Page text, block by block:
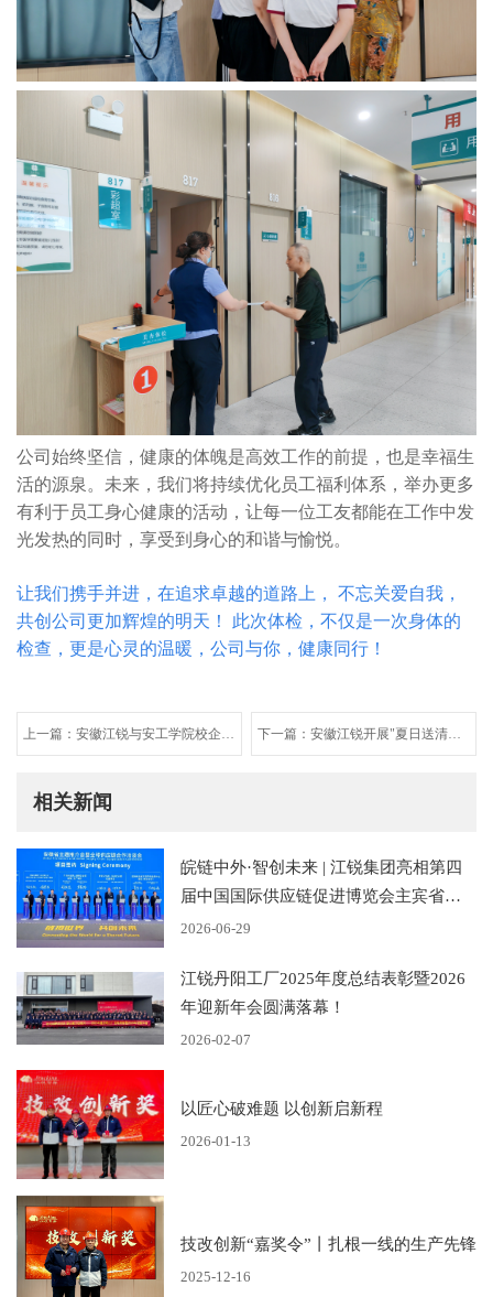
公司始终坚信，健康的体魄是高效工作的前提，也是幸福生
活的源泉。未来，我们将持续优化员工福利体系，举办更多
有利于员工身心健康的活动，让每一位工友都能在工作中发
光发热的同时，享受到身心的和谐与愉悦。
让我们携手并进，在追求卓越的道路上， 不忘关爱自我，
共创公司更加辉煌的明天！ 此次体检，不仅是一次身体的
检查，更是心灵的温暖，公司与你，健康同行！
上一篇：安徽江锐与安工​学院校企合
作实习生计划启动
下一篇：安徽江锐开展"夏日送清
凉"防暑关爱行动
相关新闻
皖链中外·智创未来 | 江锐集团亮相第四
届中国国际供应链促进博览会主宾省安
徽省主题推介会
2026-06-29
江锐丹阳工厂2025年度总结表彰暨2026
年迎新年会圆满落幕！
2026-02-07
以匠心破难题 以创新启新程
2026-01-13
技改创新“嘉奖令”丨扎根一线的生产先锋
2025-12-16